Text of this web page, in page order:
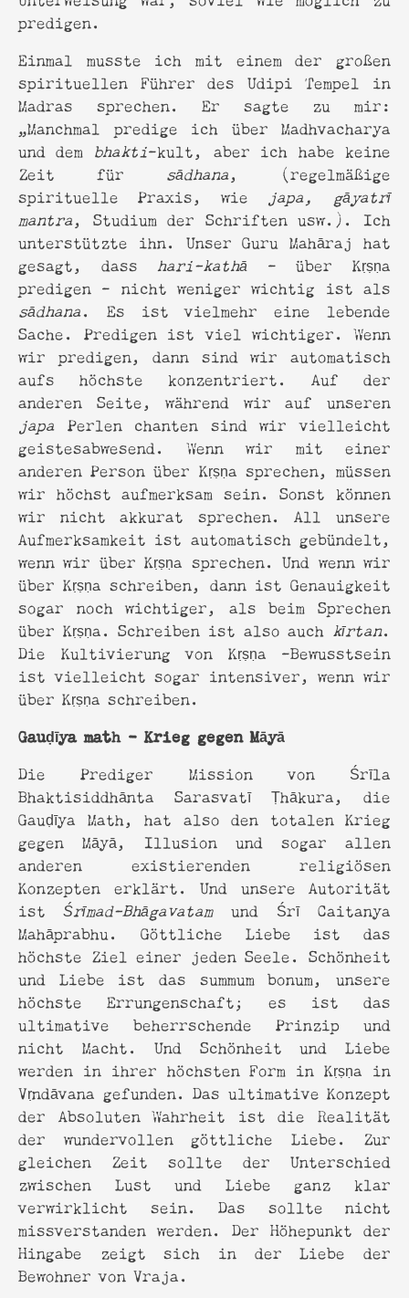
predigen.
Einmal musste ich mit einem der großen
spirituellen Führer des Udipi Tempel in
Madras sprechen. Er sagte zu mir:
„Manchmal predige ich über Madhvacharya
und dem bhakti-kult, aber ich habe keine
Zeit für sādhana, (regelmäßige
spirituelle Praxis, wie
japa, gāyatrī
mantra, Studium der Schriften usw.). Ich
unterstützte ihn. Unser Guru Mahāraj hat
gesagt, dass hari-kathā- über Kṛṣṇa
predigen - nicht weniger wichtig ist als
sādhana. Es ist vielmehr eine lebende
Sache. Predigen ist viel wichtiger. Wenn
wir predigen, dann sind wir automatisch
aufs höchste konzentriert. Auf der
anderen Seite, während wir auf unseren
japaPerlen chanten sind wir vielleicht
geistesabwesend. Wenn wir mit einer
anderen Person über Kṛṣṇa sprechen, müssen
wir höchst aufmerksam sein. Sonst können
wir nicht akkurat sprechen. All unsere
Aufmerksamkeit ist automatisch gebündelt,
wenn wir über Kṛṣṇa sprechen. Und wenn wir
über Kṛṣṇa schreiben, dann ist Genauigkeit
sogar noch wichtiger, als beim Sprechen
über Kṛṣṇa. Schreiben ist also auch kīrtan.
Die Kultivierung von Kṛṣṇa -Bewusstsein
ist vielleicht sogar intensiver, wenn wir
über Kṛṣṇa schreiben.
Gauḍīya math – Krieg gegen Māyā
Die Prediger Mission von Śrīla
Bhaktisiddhānta Sarasvatī Ṭhākura, die
Gauḍīya Math, hat also den totalen Krieg
gegen Māyā, Illusion und sogar allen
anderen existierenden religiösen
Konzepten erklärt. Und unsere Autorität
ist Śrīmad-Bhāgavatam und Śrī Caitanya
Mahāprabhu. Göttliche Liebe ist das
höchste Ziel einer jeden Seele. Schönheit
und Liebe ist das summum bonum, unsere
höchste Errungenschaft; es ist das
ultimative beherrschende Prinzip und
nicht Macht. Und Schönheit und Liebe
werden in ihrer höchsten Form in Kṛṣṇa in
Vṛndāvana gefunden. Das ultimative Konzept
der Absoluten Wahrheit ist die Realität
der wundervollen göttliche Liebe. Zur
gleichen Zeit sollte der Unterschied
zwischen Lust und Liebe ganz klar
verwirklicht sein. Das sollte nicht
missverstanden werden. Der Höhepunkt der
Hingabe zeigt sich in der Liebe der
Bewohner von Vraja.